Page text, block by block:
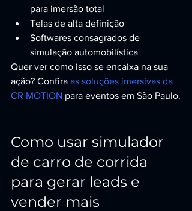
para imersão total
Telas de alta definição
Softwares consagrados de
simulação automobilística
Quer ver como isso se encaixa na sua
ação? Confira as soluções imersivas da
CR MOTION para eventos em São Paulo.
Como usar simulador
de carro de corrida
para gerar leads e
vender mais